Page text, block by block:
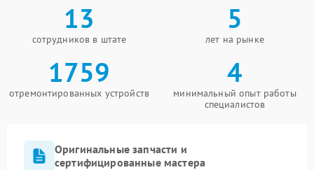
13
сотрудников в штате
5
лет на рынке
1759
отремонтированных устройств
4
минимальный опыт работы
специалистов
Оригинальные запчасти и
сертифицированные мастера